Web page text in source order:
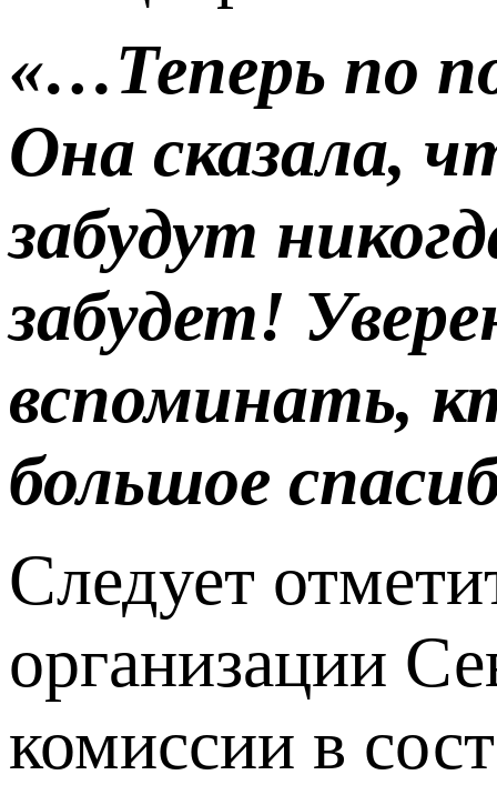
«…Теперь по
Она сказала,
забудут
забудет!
вспоминать,
большое
Следует
организации
комиссии в